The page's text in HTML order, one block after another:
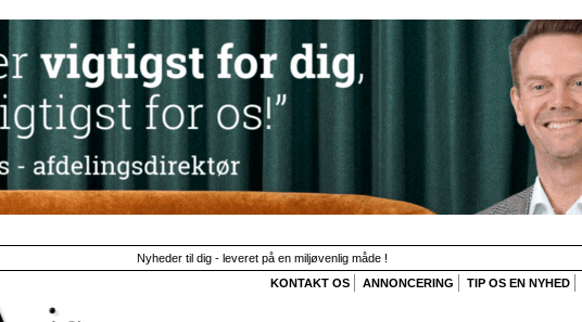
Nyheder til dig - leveret på en miljøvenlig måde !
KONTAKT OS
ANNONCERING TIP OS EN NYHED